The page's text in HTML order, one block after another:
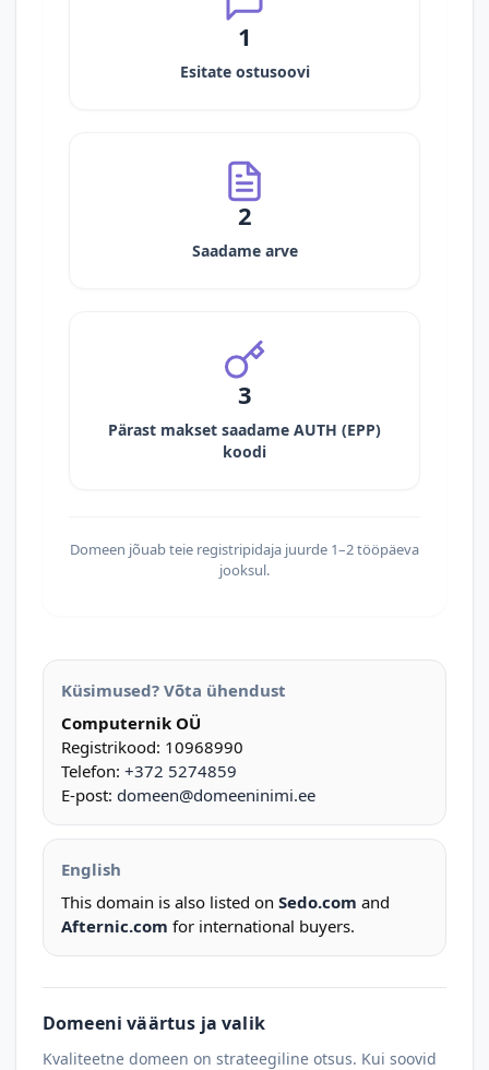
1
Esitate ostusoovi
2
Saadame arve
3
Pärast makset saadame AUTH (EPP)
koodi
Domeen jõuab teie registripidaja juurde 1–2 tööpäeva
jooksul.
Küsimused? Võta ühendust
Computernik OÜ
Registrikood: 10968990
Telefon: +372 5274859
E-post: domeen@domeeninimi.ee
English
This domain is also listed on Sedo.com and
Afternic.com for international buyers.
Domeeni väärtus ja valik
Kvaliteetne domeen on strateegiline otsus. Kui soovid